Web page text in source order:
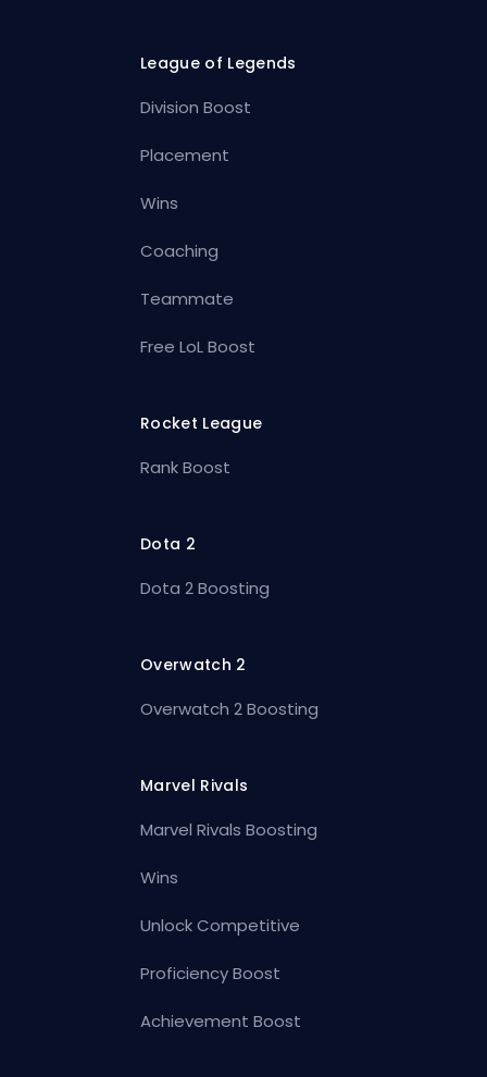
League of Legends
Division Boost
Placement
Wins
Coaching
Teammate
Free LoL Boost
Rocket League
Rank Boost
Dota 2
Dota 2 Boosting
Overwatch 2
Overwatch 2 Boosting
Marvel Rivals
Marvel Rivals Boosting
Wins
Unlock Competitive
Proficiency Boost
Achievement Boost